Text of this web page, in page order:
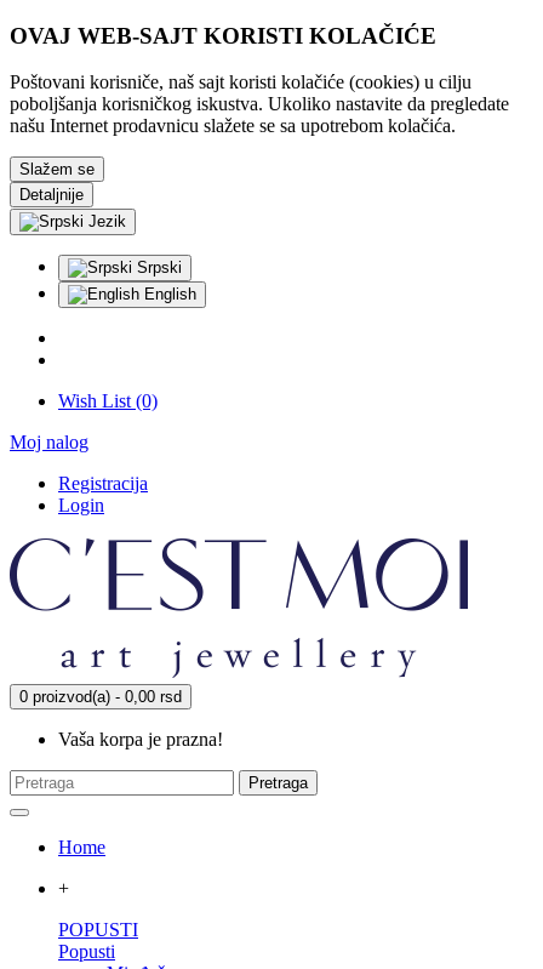
OVAJ WEB-SAJT KORISTI KOLAČIĆE
Poštovani korisniče, naš sajt koristi kolačiće (cookies) u cilju
poboljšanja korisničkog iskustva. Ukoliko nastavite da pregledate
našu Internet prodavnicu slažete se sa upotrebom kolačića.
Slažem se
Detaljnije
Jezik
Srpski
English
Wish List (0)
Moj nalog
Registracija
Login
0 proizvod(a) - 0,00 rsd
Vaša korpa je prazna!
Pretraga
Home
+
POPUSTI
Popusti